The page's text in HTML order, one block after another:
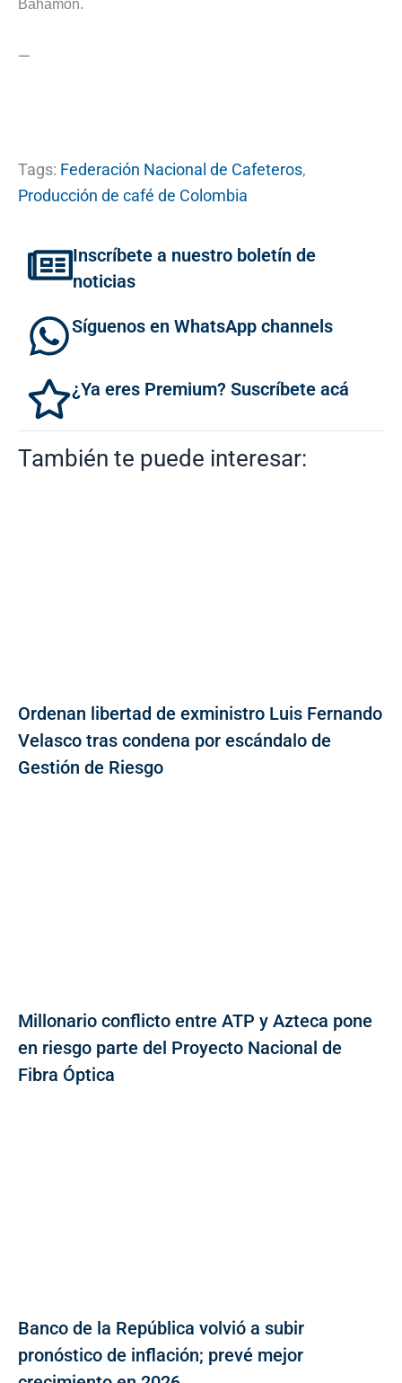
Bahamón.
—
Tags: Federación Nacional de Cafeteros,
Producción de café de Colombia
Inscríbete a nuestro boletín de
noticias
Síguenos en WhatsApp channels
¿Ya eres Premium? Suscríbete acá
También te puede interesar:
Ordenan libertad de exministro Luis Fernando
Velasco tras condena por escándalo de
Gestión de Riesgo
Millonario conflicto entre ATP y Azteca pone
en riesgo parte del Proyecto Nacional de
Fibra Óptica
Banco de la República volvió a subir
pronóstico de inflación; prevé mejor